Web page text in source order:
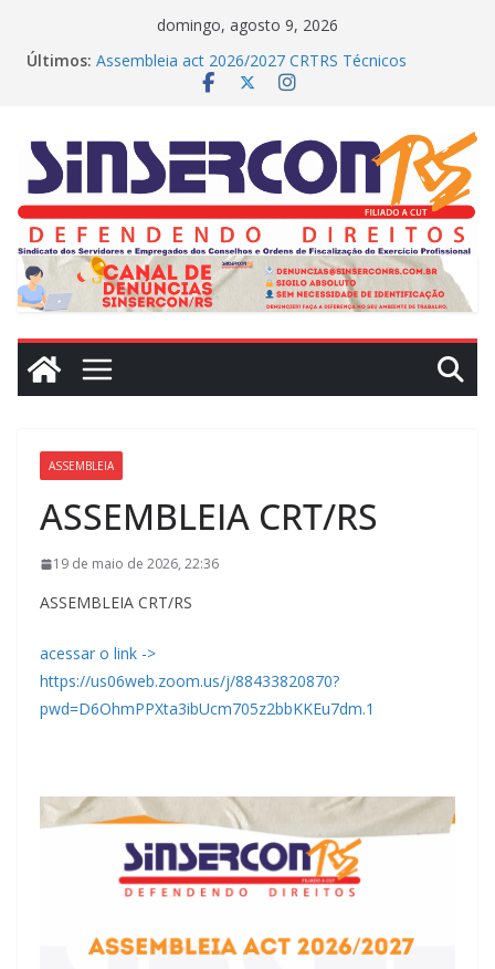
para
domingo, agosto 9, 2026
Últimos: Assembleia act 2026/2027 CRTRS Técnicos
HOJE(22)
Dissídio 2025
PROTESTO JUDICIAL
ASSEMBLEIA
ASSEMBLEIA CRT/RS
19 de maio de 2026, 22:36
ASSEMBLEIA CRT/RS
acessar o link ->
https://us06web.zoom.us/j/88433820870?
pwd=D6OhmPPXta3ibUcm705z2bbKKEu7dm.1